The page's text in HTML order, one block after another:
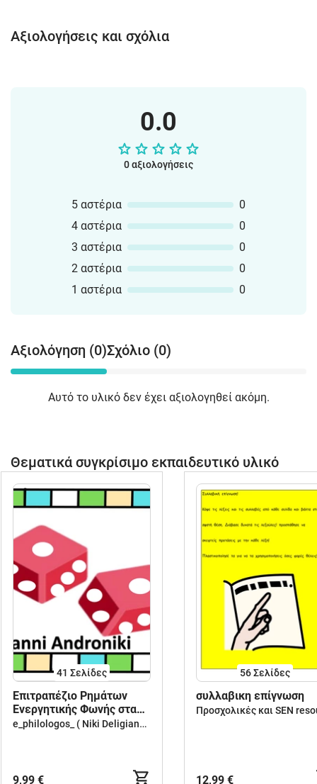
Αξιολογήσεις και σχόλια
0.0
0 αξιολογήσεις
5 αστέρια
0
4 αστέρια
0
3 αστέρια
0
2 αστέρια
0
1 αστέρια
0
Αξιολόγηση (0)Σχόλιο (0)
Αυτό το υλικό δεν έχει αξιολογηθεί ακόμη.
Θεματικά συγκρίσιμο εκπαιδευτικό υλικό
41 Σελίδες
Επιτραπέζιο Ρημάτων
Ενεργητικής Φωνής στα
αρχαία ελληνικά
e_philologos_ ( Niki Deligianni )
9,99 €
56Σελίδες
συλλαβικη επίγνωση
12,99 €